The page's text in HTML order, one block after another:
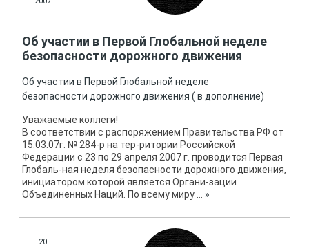
Об участии в Первой Глобальной неделе
безопасности дорожного движения
Об участии в Первой Глобальной неделе
безопасности дорожного движения ( в дополнение)
Уважаемые коллеги!
В соответствии с распоряжением Правительства РФ от
15.03.07г. № 284-р на тер-ритории Российской
Федерации с 23 по 29 апреля 2007 г. проводится Первая
Глобаль-ная неделя безопасности дорожного движения,
инициатором которой является Органи-зации
Объединенных Наций. По всему миру
»
20